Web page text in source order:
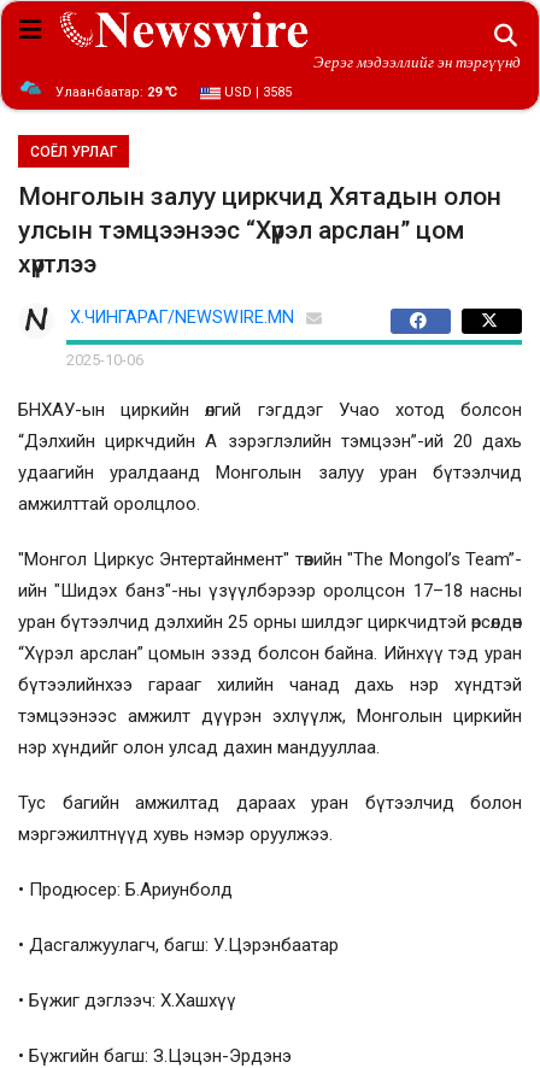
Эерэг мэдээллийг эн тэргүүнд
Улаанбаатар: 29 ℃ USD | 3585
СОЁЛ УРЛАГ
Монголын залуу циркчид Хятадын олон
улсын тэмцээнээс “Хүрэл арслан” цом
хүртлээ
Х.ЧИНГАРАГ/NEWSWIRE.MN
2025-10-06
БНХАУ-ын циркийн өлгий гэгддэг Учaо хотод болсон
“Дэлхийн циркчдийн А зэрэглэлийн тэмцээн”-ий 20 дахь
удаагийн уралдаанд Монголын залуу уран бүтээлчид
амжилттай оролцлоо.
"Монгол Циркус Энтертайнмент" төвийн "The Mongol’s Team”-
ийн "Шидэх банз"-ны үзүүлбэрээр оролцсон 17–18 насны
уран бүтээлчид дэлхийн 25 орны шилдэг циркчидтэй өрсөлдөн
“Хүрэл арслан” цомын эзэд болсон байна. Ийнхүү тэд уран
бүтээлийнхээ гарааг хилийн чанад дахь нэр хүндтэй
тэмцээнээс амжилт дүүрэн эхлүүлж, Монголын циркийн
нэр хүндийг олон улсад дахин мандууллаа.
Тус багийн амжилтад дараах уран бүтээлчид болон
мэргэжилтнүүд хувь нэмэр оруулжээ.
• Продюсер: Б.Ариунболд
• Дасгалжуулагч, багш: У.Цэрэнбаатар
• Бүжиг дэглээч: Х.Хашхүү
• Бүжгийн багш: З.Цэцэн-Эрдэнэ